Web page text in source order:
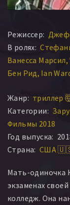
Режиссер:
В ролях:
Ванесса Марсил
Бен Рид Ian
Жанр: триллер
Категории:
Фильмы 2018
Год выпуска:
Страна: США
Мать-одиночка
экзаменах
колледж. Она